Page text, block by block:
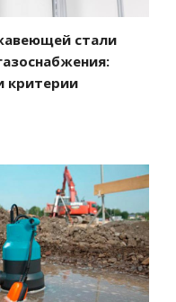
стали
критерии